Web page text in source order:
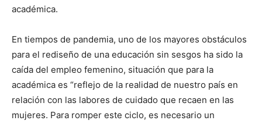
académica.
En tiempos de pandemia, uno de los mayores obstáculos
para el rediseño de una educación sin sesgos ha sido la
caída del empleo femenino, situación que para la
académica es “reflejo de la realidad de nuestro país en
relación con las labores de cuidado que recaen en las
mujeres. Para romper este ciclo, es necesario un